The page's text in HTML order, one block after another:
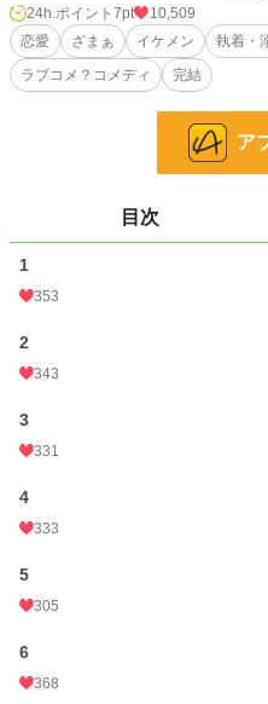
だが、それは罰ゲームで言わされてい
断りを入れた。
…それがよくなかった。プライドを傷
一方、ユリウスに関心を持たれたティ
小説
恋愛
お気に入り
文字数
週間ポイント
月間ポイント
年間ポイント
24h.ポイント 7pt
10,509
恋愛
ざまぁ イケメン 執着・
ラブコメ？コメディ
完結
ア
目次
1
353
2
343
3
331
4
333
5
305
6
368